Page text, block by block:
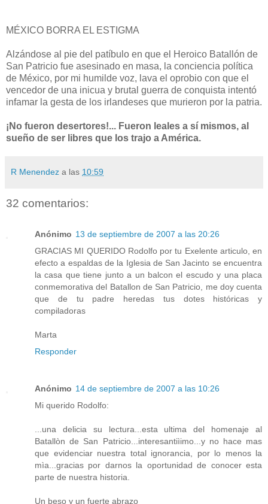
MÉXICO BORRA EL ESTIGMA
Alzándose al pie del patíbulo en que el Heroico Batallón de
San Patricio fue asesinado en masa, la conciencia política
de México, por mi humilde voz, lava el oprobio con que el
vencedor de una inicua y brutal guerra de conquista intentó
infamar la gesta de los irlandeses que murieron por la patria.
¡No fueron desertores!... Fueron leales a sí mismos, al
sueño de ser libres que los trajo a América.
R Menendez a las 10:59
32 comentarios:
Anónimo 13 de septiembre de 2007 a las 20:26
GRACIAS MI QUERIDO Rodolfo por tu Exelente articulo, en
efecto a espaldas de la Iglesia de San Jacinto se encuentra
la casa que tiene junto a un balcon el escudo y una placa
conmemorativa del Batallon de San Patricio, me doy cuenta
que de tu padre heredas tus dotes históricas y
compiladoras
Marta
Responder
Anónimo 14 de septiembre de 2007 a las 10:26
Mi querido Rodolfo:
...una delicia su lectura...esta ultima del homenaje al
Batallòn de San Patricio...interesantiìimo...y no hace mas
que evidenciar nuestra total ignorancia, por lo menos la
mìa...gracias por darnos la oportunidad de conocer esta
parte de nuestra historia.
Un beso y un fuerte abrazo